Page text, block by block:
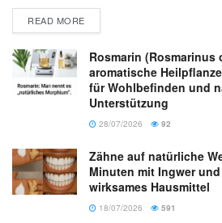
READ MORE
Rosmarin
aromatische
für Wohlbefinden und
Unterstützung
28/07/2026 92
Zähne auf natürliche
Minuten mit Ingwer
wirksames Hausmittel
18/07/2026 591